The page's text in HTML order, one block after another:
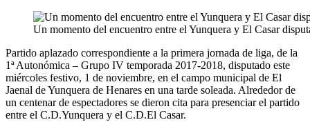
Un momento del encuentro entre el Yunquera y El Casar
Partido aplazado correspondiente a la primera jornada de liga, de la
1ª Autonómica – Grupo IV temporada 2017-2018, disputado este
miércoles festivo, 1 de noviembre, en el campo municipal de El
Jaenal de Yunquera de Henares en una tarde soleada. Alrededor de
un centenar de espectadores se dieron cita para presenciar el partido
entre el C.D.Yunquera y el C.D.El Casar.